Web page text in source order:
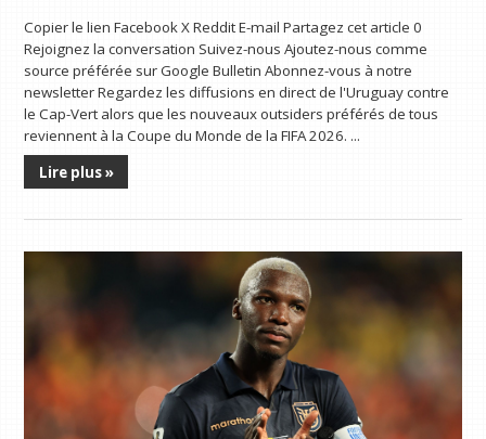
Copier le lien Facebook X Reddit E-mail Partagez cet article 0
Rejoignez la conversation Suivez-nous Ajoutez-nous comme
source préférée sur Google Bulletin Abonnez-vous à notre
newsletter Regardez les diffusions en direct de l'Uruguay contre
le Cap-Vert alors que les nouveaux outsiders préférés de tous
reviennent à la Coupe du Monde de la FIFA 2026. ...
Lire plus »